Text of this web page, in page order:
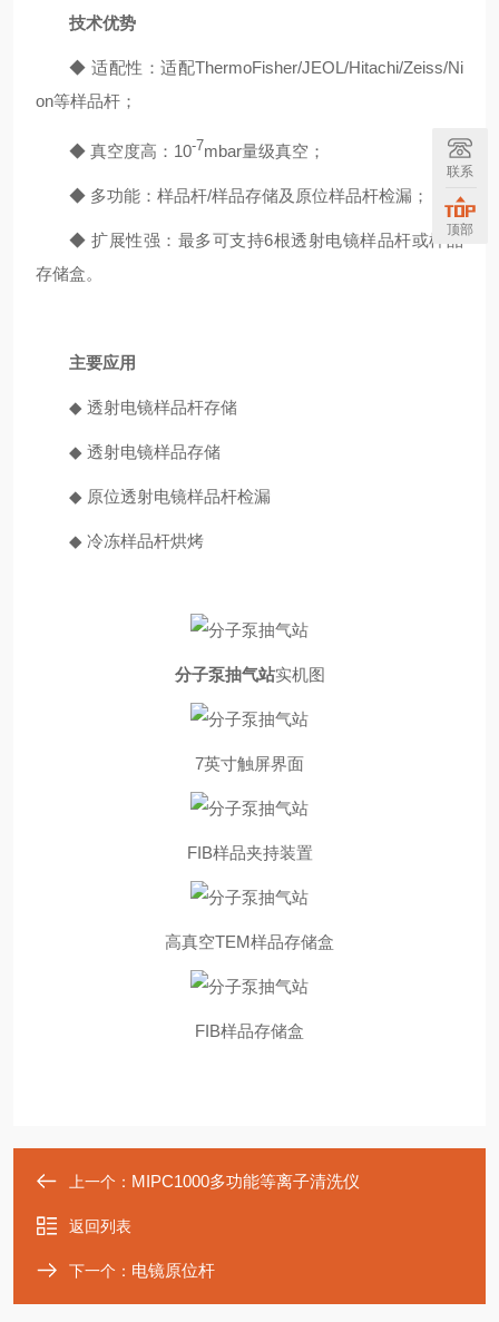
技术优势
◆ 适配性：适配ThermoFisher/JEOL/Hitachi/Zeiss/Ni
on等样品杆；
◆ 真空度高：10-7mbar量级真空；
◆ 多功能：样品杆/样品存储及原位样品杆检漏；
◆扩展性强：最多可支持6根透射电镜样品杆或样品
存储盒。
主要应用
◆ 透射电镜样品杆存储
◆ 透射电镜样品存储
◆ 原位透射电镜样品杆检漏
◆ 冷冻样品杆烘烤
分子泵抽气站实机图
7英寸触屏界面
FIB样品夹持装置
高真空TEM样品存储盒
FIB样品存储盒
上一个： MIPC1000多功能等离子清洗仪
返回列表
下一个： 电镜原位杆
联系
顶部